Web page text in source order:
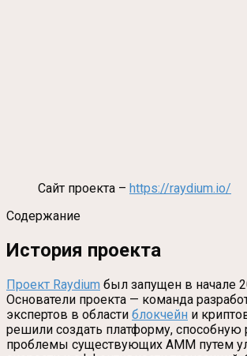
Сайт проекта – https://raydium.io/
Содержание
История проекта
Проект Raydium был запущен в начале
Основатели проекта — команда
экспертов в области блокчейн и
решили создать платформу, способную
проблемы существующих AMM путем